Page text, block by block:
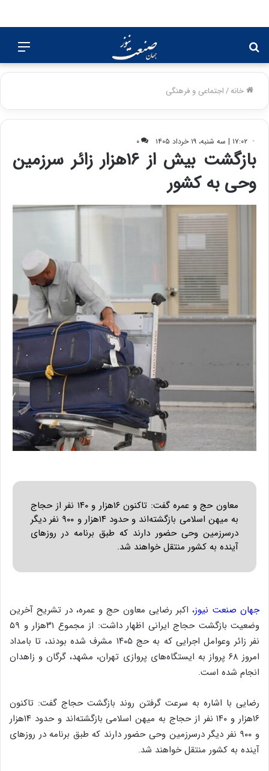
برای
خانه/اجتماعی و فرهنگی
۱۷:۰۲ | سه شنبه، ۱۹ خرداد ۱۴۰۵ ۰
بازگشت بیش از ۱۶هزار زائر سرزمین
وحی به کشور
معاون حج و عمره گفت: تاکنون ۱۶هزار و ۱۴۰ نفر از حجاج
به میهن اسلامی بازگشته‌اند و حدود ۱۴هزار و ۹۰۰ نفر دیگر
درسرزمین وحی حضور دارند که طبق برنامه در روزهای
آینده به کشور منتقل خواهند شد.
جهان صنعت نیوز، اکبر رضایی معاون حج و عمره، در تشریح آخرین
وضعیت بازگشت حجاج ایرانی اظهار داشت: از مجموع ۳۱هزار و ۵۹
نفر زائر وعوامل اجرایی که به حج ۱۴۰۵ مشرف شده بودند، تا بامداد
امروز ۶۸ پرواز به ایستگاه‌های پروازی تهران، مشهد، گرگان و زاهدان
انجام شده است.
رضایی با اشاره به سرعت گرفتن روند بازگشت حجاج گفت: تاکنون
۱۶هزار و ۱۴۰ نفر از حجاج به میهن اسلامی بازگشته‌اند و حدود ۱۴هزار
و ۹۰۰ نفر دیگر درسرزمین وحی حضور دارند که طبق برنامه در روزهای
آینده به کشور منتقل خواهند شد.